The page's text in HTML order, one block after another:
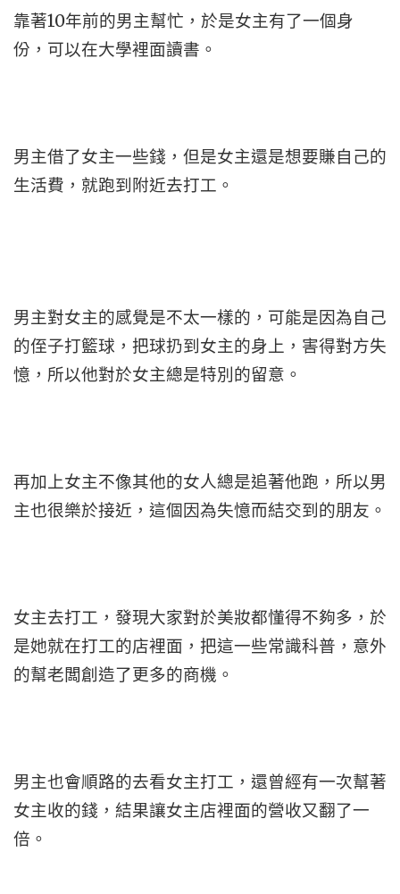
靠著10年前的男主幫忙，於是女主有了一個身
份，可以在大學裡面讀書。
男主借了女主一些錢，但是女主還是想要賺自己的
生活費，就跑到附近去打工。
男主對女主的感覺是不太一樣的，可能是因為自己
的侄子打籃球，把球扔到女主的身上，害得對方失
憶，所以他對於女主總是特別的留意。
再加上女主不像其他的女人總是追著他跑，所以男
主也很樂於接近，這個因為失憶而結交到的朋友。
女主去打工，發現大家對於美妝都懂得不夠多，於
是她就在打工的店裡面，把這一些常識科普，意外
的幫老闆創造了更多的商機。
男主也會順路的去看女主打工，還曾經有一次幫著
女主收的錢，結果讓女主店裡面的營收又翻了一
倍。